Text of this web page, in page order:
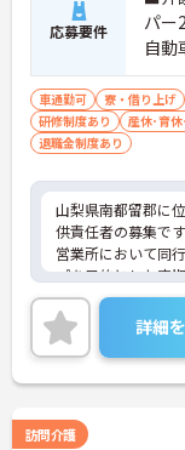
応募要件
パ
自動
車通勤可 寮・借り上げ
研修制度あり
産休･育
退職金制度あり
山梨県南都留郡に
供責任者の募集です
営業所において同
プを目的とした定
キルアップできる
ご興味のある方は
い。
詳細
訪問介護